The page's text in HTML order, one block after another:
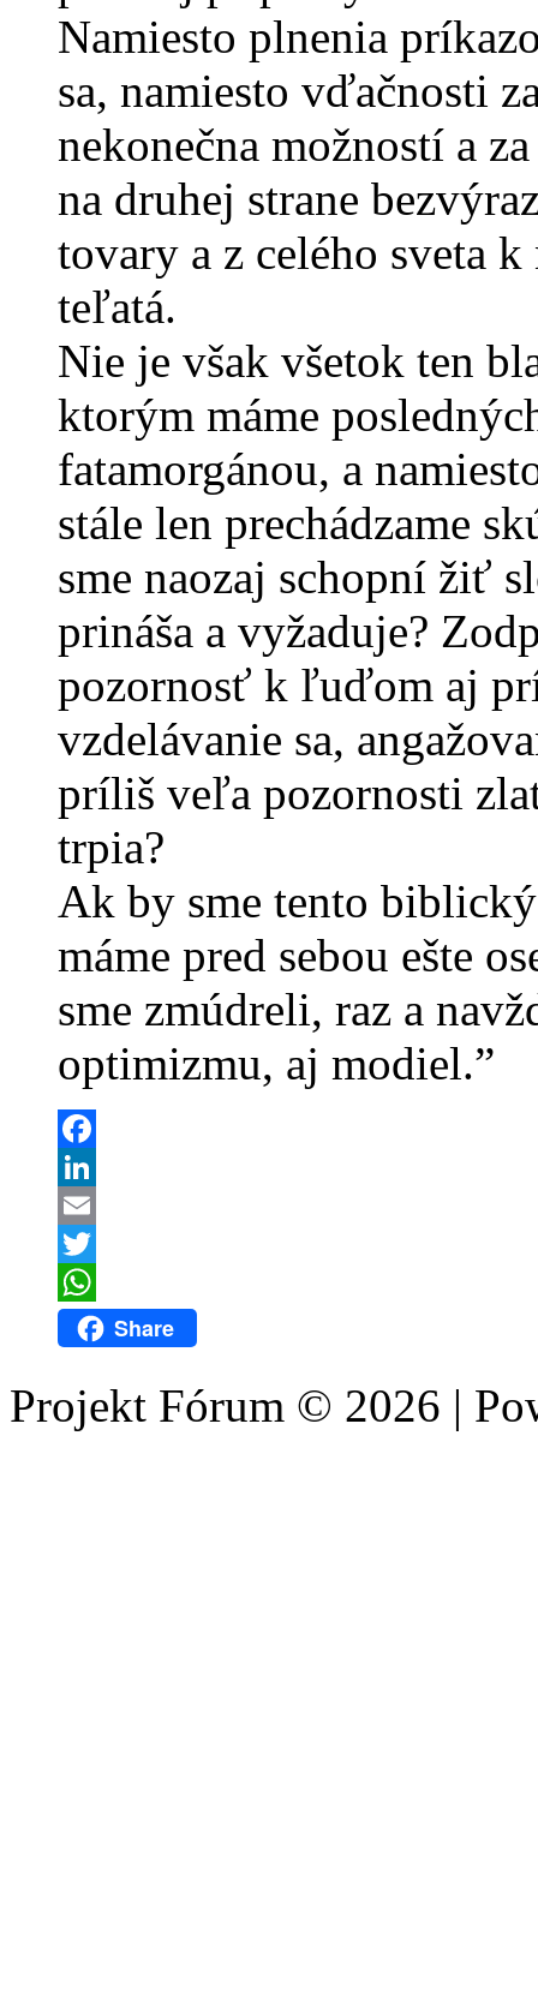
Namiesto plnenia
sa, namiesto vďačnosti
nekonečna možností a
na druhej strane
tovary a z celého sveta
teľatá.
Nie je však všetok ten
ktorým máme
fatamorgánou, a
stále len prechádzame
sme naozaj schopní žiť
prináša a vyžaduje?
pozornosť k ľuďom aj
vzdelávanie sa,
príliš veľa pozornosti
trpia?
Ak by sme tento
máme pred sebou ešte
sme zmúdreli, raz a
optimizmu, aj modiel.”
Facebook
LinkedIn
Email
Twitter
WhatsAppShare
Projekt Fórum © 2026 |